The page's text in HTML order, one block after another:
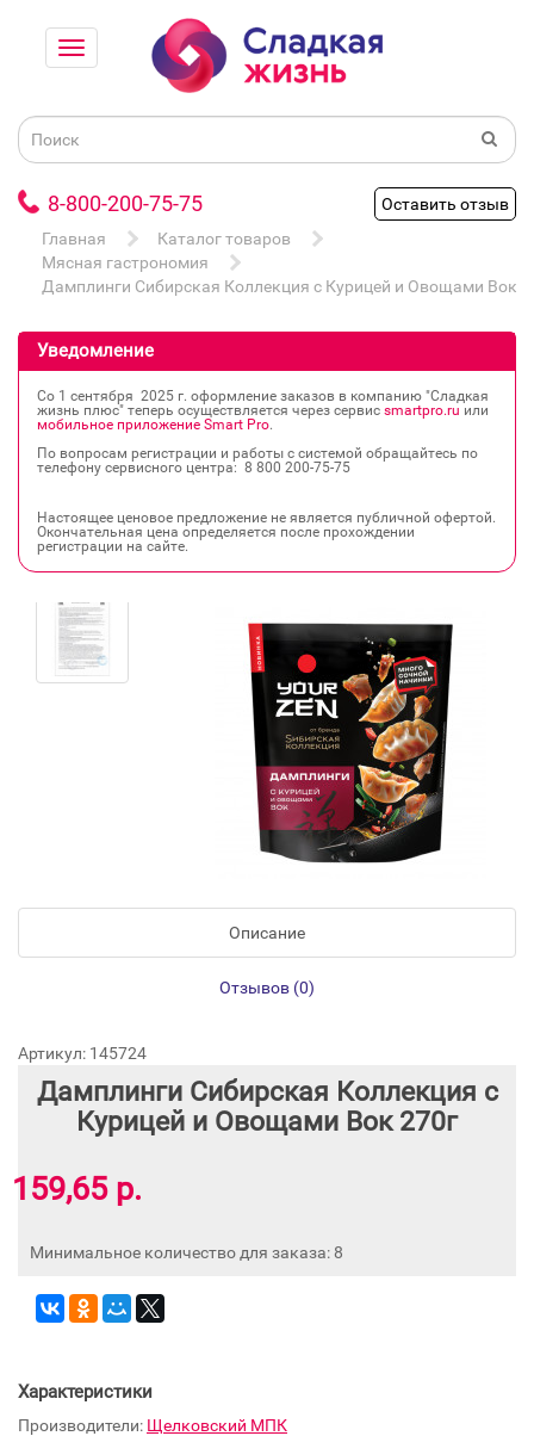
8-800-200-75-75
Оставить отзыв
Главная
Каталог товаров
Мясная гастрономия
Дамплинги Сибирская Коллекция с Курицей и Овощами Вок
Уведомление
Со 1 сентября 2025 г. оформление заказов в компанию "Сладкая
жизнь плюс" теперь осуществляется через сервис smartpro.ru или
мобильное приложение Smart Pro.
По вопросам регистрации и работы с системой обращайтесь по
телефону сервисного центра: 8 800 200‐75‐75
Настоящее ценовое предложение не является публичной офертой.
Окончательная цена определяется после прохождении
регистрации на сайте.
Описание
Отзывов (0)
Артикул: 145724
Дамплинги Сибирская Коллекция с
Курицей и Овощами Вок 270г
159,65 р.
Минимальное количество для заказа: 8
Характеристики
Производители: Щелковский МПК